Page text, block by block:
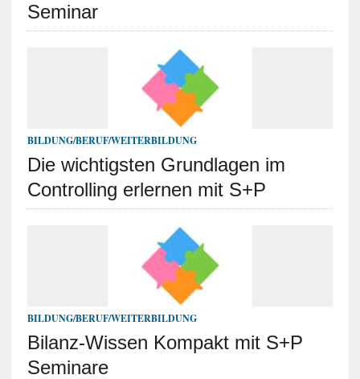
Seminar
BILDUNG/BERUF/WEITERBILDUNG
Die wichtigsten Grundlagen im
Controlling erlernen mit S+P
BILDUNG/BERUF/WEITERBILDUNG
Bilanz-Wissen Kompakt mit S+P
Seminare